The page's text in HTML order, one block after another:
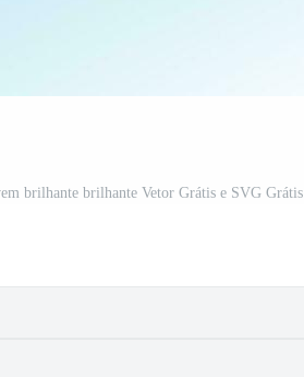
brilhante brilhante Vetor Grátis e SVG Grátis